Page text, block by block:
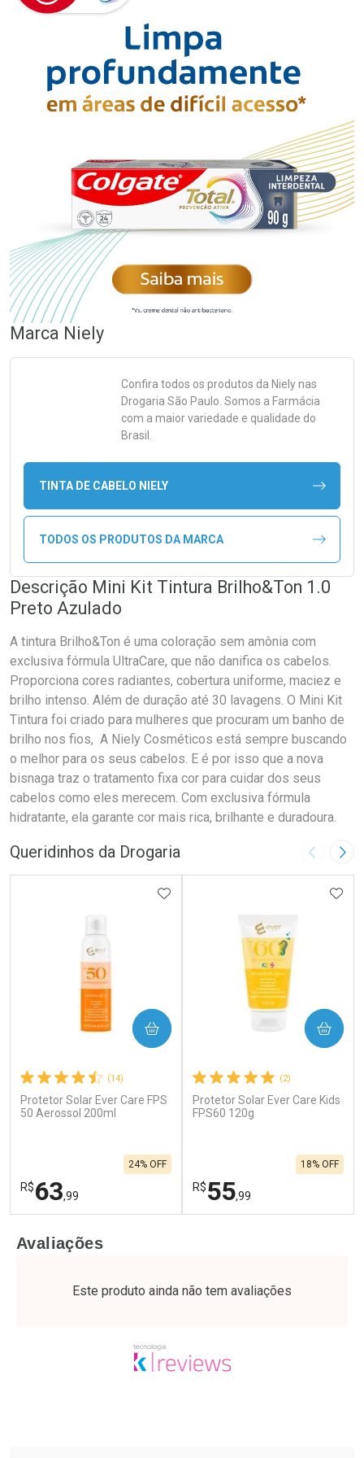
Marca Niely
Confira todos os produtos da Nielynas
Drogaria São Paulo. Somos a Farmácia
com a maior variedade e qualidade do
Brasil.
TINTA DE CABELO NIELY
TODOS OS PRODUTOS DA MARCA
Descrição Mini Kit Tintura Brilho&Ton 1.0
Preto Azulado
A tintura Brilho&Ton é uma coloração sem amônia com
exclusiva fórmula UltraCare, que não danifica os cabelos.
Proporciona cores radiantes, cobertura uniforme, maciez e
brilho intenso. Além de duração até 30 lavagens. O Mini Kit
Tintura foi criado para mulheres que procuram um banho de
brilho nos fios, A Niely Cosméticos está sempre buscando
o melhor para os seus cabelos. E é por isso que a nova
bisnaga traz o tratamento fixa cor para cuidar dos seus
cabelos como eles merecem. Com exclusiva fórmula
hidratante, ela garante cor mais rica, brilhante e duradoura.
Queridinhos da Drogaria Imagem
(14)
Protetor Solar Ever Care FPS
50 Aerossol 200ml
R$63,99
24% OFF
ADICIONAR AOS FAVORITOS
COMPRAR
Laboratório
Por Menos
(2)
Protetor Solar Ever Care Kids
FPS60 120g
R$55,99
18% OFF
COMPRAR
Laboratório
Por Menos
Avaliações
Este produto ainda não tem avaliações